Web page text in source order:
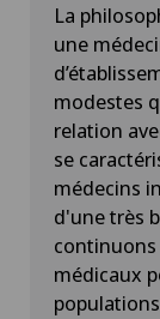
La
une
modestes
relation
se
médecins
d'une très
continuons
médicaux